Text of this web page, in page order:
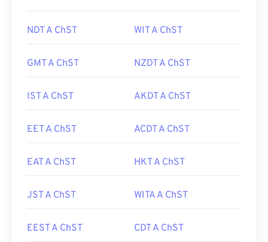
NDT A ChST WIT A ChST
GMT A ChST NZDT A ChST
IST A ChST AKDT A ChST
EET A ChST ACDT A ChST
EAT A ChST HKT A ChST
JST A ChST WITA A ChST
EEST A ChST CDT A ChST